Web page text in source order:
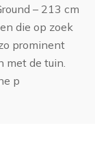
– 213 cm
die op zoek
prominent
met de tuin.
p